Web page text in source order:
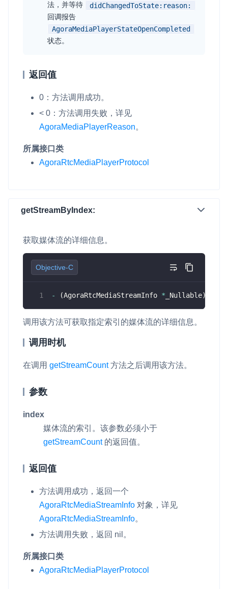
法，并等待
didChangedToState:reason:
回调报告
AgoraMediaPlayerStateOpenCompleted
状态。
返回值
0：方法调用成功。
< 0：方法调用失败，详见
AgoraMediaPlayerReason。
所属接口类
AgoraRtcMediaPlayerProtocol
getStreamByIndex:
获取媒体流的详细信息。
Objective-C
- (AgoraRtcMediaStreamInfo * _Nullable)
调用该方法可获取指定索引的媒体流的详细信息。
调用时机
在调用 getStreamCount方法之后调用该方法。
参数
index
媒体流的索引。该参数必须小于
getStreamCount的返回值。
返回值
方法调用成功，返回一个
AgoraRtcMediaStreamInfo 对象，详见
AgoraRtcMediaStreamInfo。
方法调用失败，返回 nil 。
所属接口类
AgoraRtcMediaPlayerProtocol